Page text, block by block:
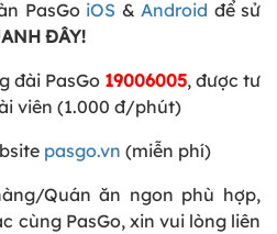
PasGo iOS & Android để sử
ĐÂY!
đài PasGo 19006005, được tư
viên (1.000 đ/phút)
pasgo.vn (miễn phí)
Quán ăn ngon phù hợp,
cùng PasGo, xin vui lòng liên